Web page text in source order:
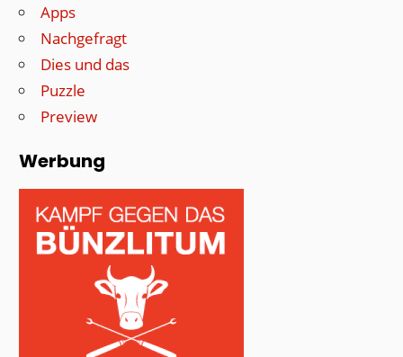
Apps
Nachgefragt
Dies und das
Puzzle
Preview
Werbung